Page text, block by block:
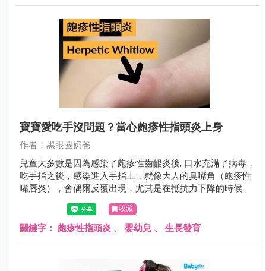
寶寶愛吃手沒問題？當心皰疹性指頭炎上身
作者：黑眼圈奶爸
兒童大多數是因為感染了皰疹性齒齦炎後, 口水充滿了病毒，
吃手指之後，感染進入手指上，就像大人的臭嘴角（皰疹性
嘴唇炎），會偶爾反覆出現，尤其是在抵抗力下降的時候，
收藏
關鍵字： 皰疹性指頭炎 、 嬰幼兒 、 生長發育